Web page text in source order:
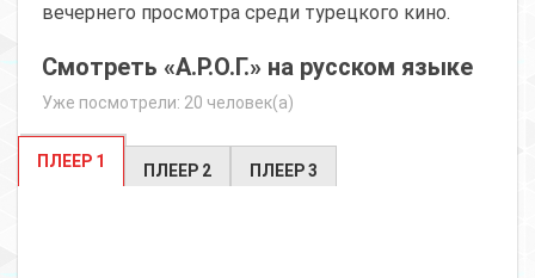
вечернего просмотра среди турецкого кино.
Смотреть «А.Р.О.Г.» на русском языке
Уже посмотрели: 20 человек(а)
ПЛЕЕР 1 ПЛЕЕР 2 ПЛЕЕР 3